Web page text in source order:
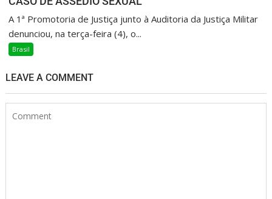
A 1ª Promotoria de Justiça junto à Auditoria da Justiça Militar
denunciou, na terça-feira (4), o...
Brasil
LEAVE A COMMENT